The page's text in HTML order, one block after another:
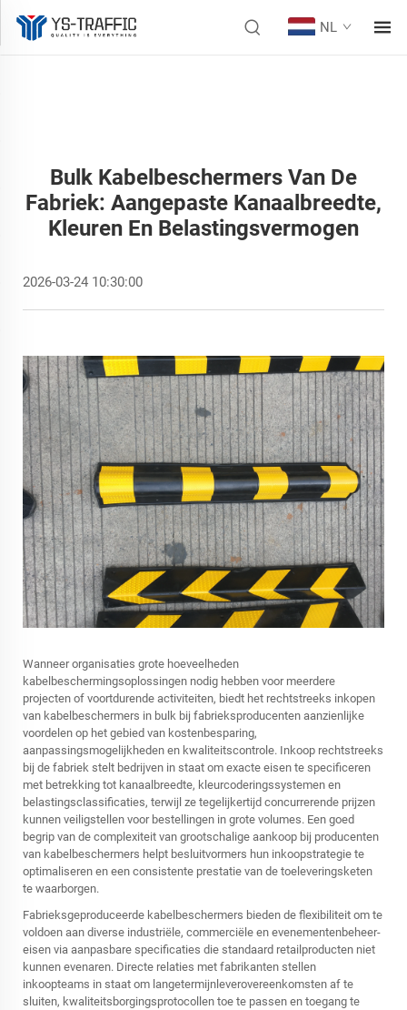
NL
Bulk Kabelbeschermers Van De
Fabriek: Aangepaste Kanaalbreedte,
Kleuren En Belastingsvermogen
2026-03-24 10:30:00
Wanneer organisaties grote hoeveelheden
kabelbeschermingsoplossingen nodig hebben voor meerdere
projecten of voortdurende activiteiten, biedt het rechtstreeks inkopen
van kabelbeschermers in bulk bij fabrieksproducenten aanzienlijke
voordelen op het gebied van kostenbesparing,
aanpassingsmogelijkheden en kwaliteitscontrole. Inkoop rechtstreeks
bij de fabriek stelt bedrijven in staat om exacte eisen te specificeren
met betrekking tot kanaalbreedte, kleurcoderingssystemen en
belastingsclassificaties, terwijl ze tegelijkertijd concurrerende prijzen
kunnen veiligstellen voor bestellingen in grote volumes. Een goed
begrip van de complexiteit van grootschalige aankoop bij producenten
van kabelbeschermers helpt besluitvormers hun inkoopstrategie te
optimaliseren en een consistente prestatie van de toeleveringsketen
te waarborgen.
Fabrieksgeproduceerde kabelbeschermers bieden de flexibiliteit om te
voldoen aan diverse industriële, commerciële en evenementenbeheer-
eisen via aanpasbare specificaties die standaard retailproducten niet
kunnen evenaren. Directe relaties met fabrikanten stellen
inkoopteams in staat om langetermijnleverovereenkomsten af te
sluiten, kwaliteitsborgingsprotocollen toe te passen en toegang te